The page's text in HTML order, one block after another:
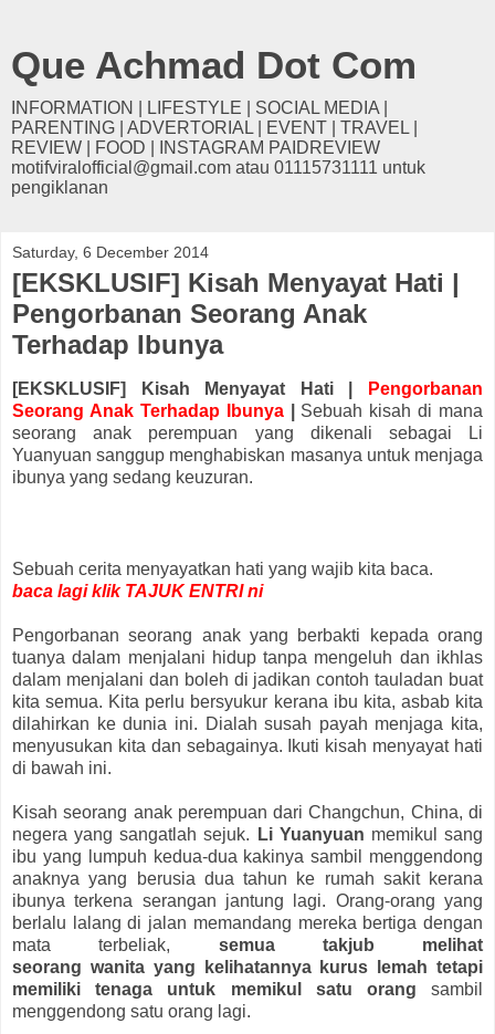
Que Achmad Dot Com
INFORMATION | LIFESTYLE | SOCIAL MEDIA |
PARENTING | ADVERTORIAL | EVENT | TRAVEL |
REVIEW | FOOD | INSTAGRAM PAIDREVIEW
motifviralofficial@gmail.com atau 01115731111 untuk
pengiklanan
Saturday, 6 December 2014
[EKSKLUSIF] Kisah Menyayat Hati |
Pengorbanan Seorang Anak
Terhadap Ibunya
[EKSKLUSIF] Kisah Menyayat Hati |
Pengorbanan
Seorang Anak Terhadap Ibunya| Sebuah kisah di mana
seorang anak perempuan yang dikenali sebagai Li
Yuanyuan sanggup menghabiskan masanya untuk menjaga
ibunya yang sedang keuzuran.
Sebuah cerita menyayatkan hati yang wajib kita baca.
baca lagi klik TAJUK ENTRI ni
Pengorbanan seorang anak yang berbakti kepada orang
tuanya dalam menjalani hidup tanpa mengeluh dan ikhlas
dalam menjalani dan boleh di jadikan contoh tauladan buat
kita semua. Kita perlu bersyukur kerana ibu kita, asbab kita
dilahirkan ke dunia ini. Dialah susah payah menjaga kita,
menyusukan kita dan sebagainya. Ikuti kisah menyayat hati
di bawah ini.
Kisah seorang anak perempuan dari Changchun, China, di
negera yang sangatlah sejuk.
Li Yuanyuan memikul sang
ibu yang lumpuh kedua-dua kakinya sambil menggendong
anaknya yang berusia dua tahun ke rumah sakit kerana
ibunya terkena serangan jantung lagi. Orang-orang yang
berlalu lalang di jalan memandang mereka bertiga dengan
mata terbeliak, semua takjub melihat
seorang wanita yang kelihatannya kurus lemah tetapi
memiliki tenaga untuk memikul satu orang sambil
menggendong satu orang lagi.